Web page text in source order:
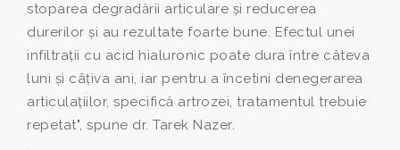
stoparea degradării articulare şi reducerea
durerilor şi au rezultate foarte bune. Efectul unei
infiltraţii cu acid hialuronic poate dura între câteva
luni şi câţiva ani, iar pentru a încetini denegerarea
articulaţiilor, specifică artrozei, tratamentul trebuie
repetat", spune dr. Tarek Nazer.